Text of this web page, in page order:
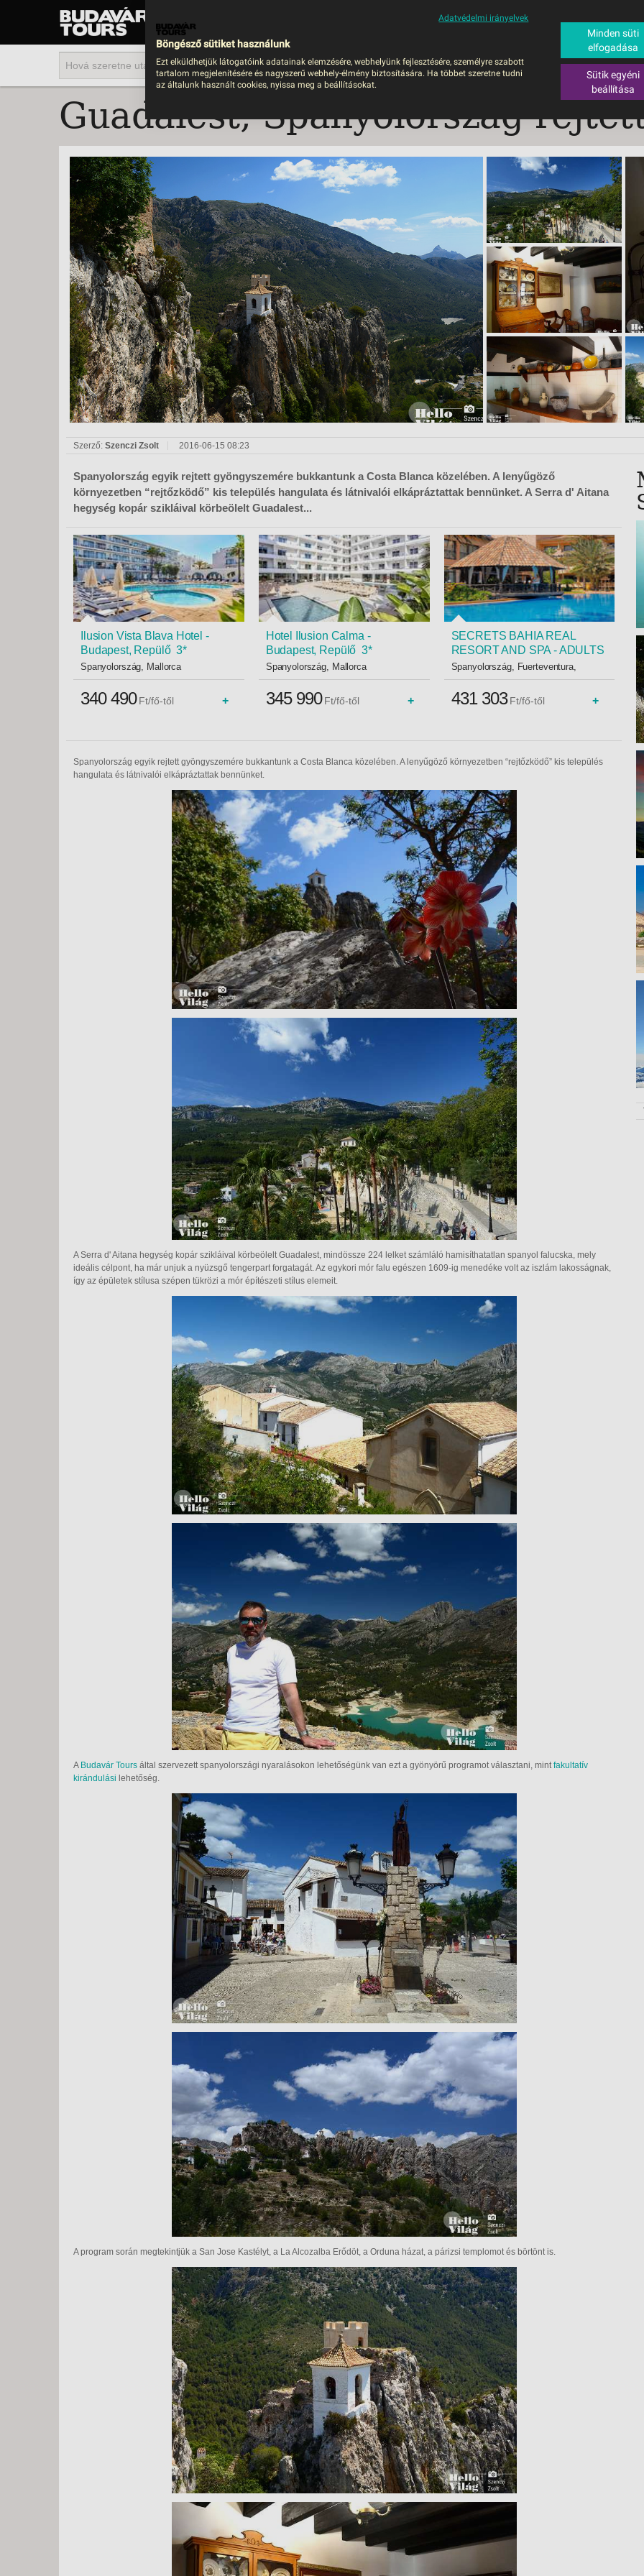
UTAZÁS
2026
BUSZOS UTAZÁSOK
ÜDÜLÉSEK
CSALÁDI ÜDÜLÉS
INDULÁSSAL
AKTÍV KIKAPCSOLÓDÁS
EGZOTIKUS UTAK
VÁROSLÁTOGATÁS
KÖZVETLEN
TENGERPARTI
SZÁLLÁSOK
SZÁLLODÁK
CSÚSZDÁVAL
BUDAVÁR TOURS
BUSZOS UTAZÁSOK RÖVID NYARALÁSOK SÚGÓ
UTAZÁS
Guadalest, Spanyolország
Szerző: Szenczi Zsolt 2016-06-15 08:23
Spanyolország egyik rejtett gyöngyszemére bukkantunk a Costa Blanca közelében. A lenyűgöző
környezetben “rejtőzködő” kis település hangulata és látnivalói elkápráztattak bennünket. A Serra d' Aitana
hegység kopár szikláival körbeölelt Guadalest...
Ilusion Vista Blava Hotel -
Budapest, Repülő 3*
Spanyolország, Mallorca
340 490 Ft/fő-től +
Hotel Ilusion Calma -
Budapest, Repülő 3*
Spanyolország, Mallorca
345 990 Ft/fő-től +
SECRETS BAHIA REAL
RESORT AND SPA - ADULTS
ONLY - VIE, Repülő 5*
Spanyolország, Fuerteventura,
Corralejo
431 303 Ft/fő-től +
Spanyolország egyik rejtett gyöngyszemére bukkantunk a Costa Blanca közelében. A lenyűgöző környezetben “rejtőzködő” kis település
hangulata és látnivalói elkápráztattak bennünket.
A Serra d' Aitana hegység kopár szikláival körbeölelt Guadalest, mindössze 224 lelket számláló hamisíthatatlan spanyol falucska, mely
ideális célpont, ha már unjuk a nyüzsgő tengerpart forgatagát. Az egykori mór falu egészen 1609-ig menedéke volt az iszlám lakosságnak,
így az épületek stílusa szépen tükrözi a mór építészeti stílus elemeit.
A Budavár Tours által szervezett spanyolországi nyaralásokon lehetőségünk van ezt a gyönyörű programot választani, mint fakultatív
kirándulási lehetőség.
A program során megtekintjük a San Jose Kastélyt, a La Alcozalba Erődöt, a Orduna házat, a párizsi templomot és börtönt is.
Adatvédelmi irányelvek
Böngésző sütiket használunk
Ezt elküldhetjük látogatóink adatainak elemzésére, webhelyünk fejlesztésére, személyre szabott
tartalom megjelenítésére és nagyszerű webhely-élmény biztosítására. Ha többet szeretne tudni
az általunk használt cookies, nyissa meg a beállításokat.
Minden süti
elfogadása
Sütik egyéni
beállítása